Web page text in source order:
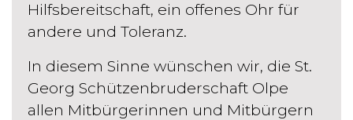
Hilfsbereitschaft, ein offenes Ohr für
andere und Toleranz.
In diesem Sinne wünschen wir, die St.
Georg Schützenbruderschaft Olpe
allen Mitbürgerinnen und Mitbürgern